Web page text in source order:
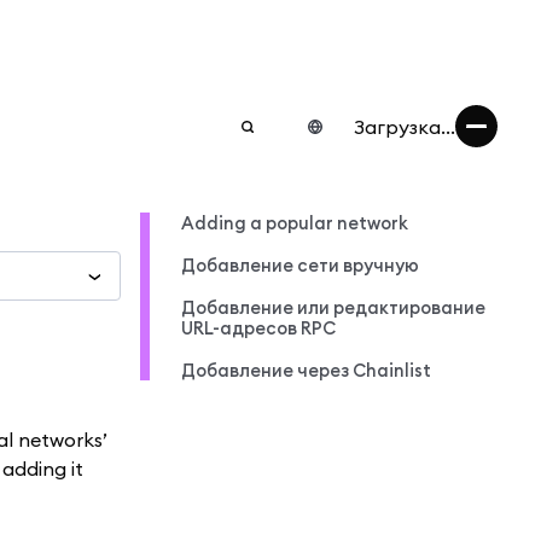
Загрузка...
networks’
it
Adding a popular network
Добавление сети вручную
Добавление или редактирование
URL-адресов RPC
Добавление через Chainlist